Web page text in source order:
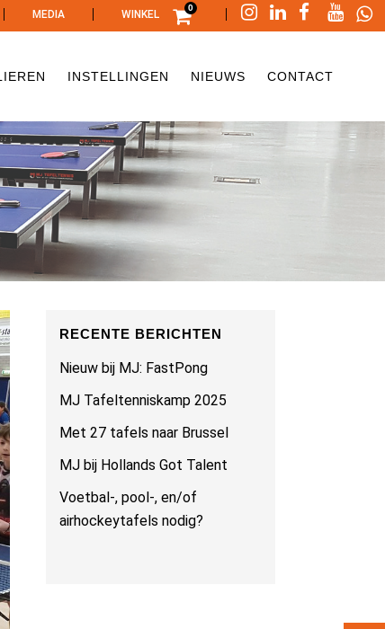
| MEDIA | WINKEL
0 |
INSTELLINGEN NIEUWS CONTACT
RECENTE BERICHTEN
Nieuw bij MJ: FastPong
MJ Tafeltenniskamp 2025
Met 27 tafels naar Brussel
MJ bij Hollands Got Talent
Voetbal-, pool-, en/of
airhockeytafels nodig?